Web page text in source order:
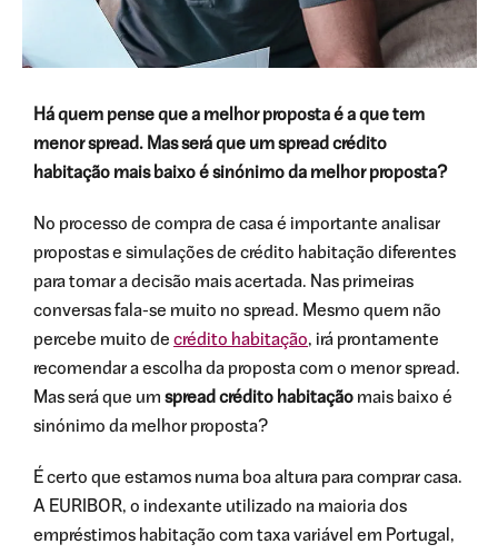
Há quem pense que a melhor proposta é a que tem
menor spread. Mas será que um spread crédito
habitação mais baixo é sinónimo da melhor proposta?
No processo de compra de casa é importante analisar
propostas e simulações de crédito habitação diferentes
para tomar a decisão mais acertada. Nas primeiras
conversas fala-se muito no spread. Mesmo quem não
percebe muito de crédito habitação, irá prontamente
recomendar a escolha da proposta com o menor spread.
Mas será que um spread crédito habitação mais baixo é
sinónimo da melhor proposta?
É certo que estamos numa boa altura para comprar casa.
A EURIBOR, o indexante utilizado na maioria dos
empréstimos habitação com taxa variável em Portugal,